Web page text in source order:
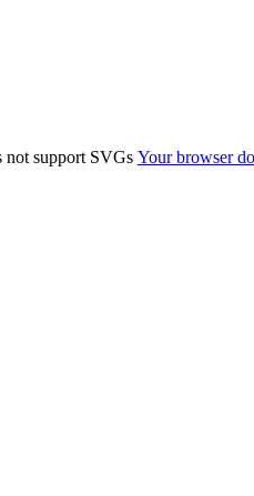
not support SVGs Your browser